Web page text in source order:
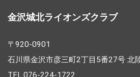
金沢城北ライオンズクラブ
〒920-0901
石川県金沢市彦三町2丁目5番27号 北
TEL.076-224-1722